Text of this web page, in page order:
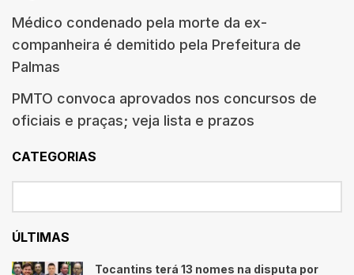
Médico condenado pela morte da ex-
companheira é demitido pela Prefeitura de
Palmas
PMTO convoca aprovados nos concursos de
oficiais e praças; veja lista e prazos
CATEGORIAS
ÚLTIMAS
Tocantins terá 13 nomes na disputa por